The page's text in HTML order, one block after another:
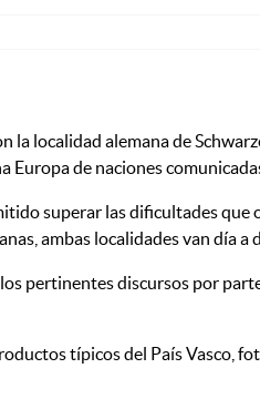
la localidad alemana de
Europa de naciones
superar las dificultades
ambas localidades van día
pertinentes discursos por
típicos del País Vasco,